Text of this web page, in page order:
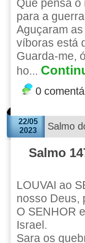
Que pensa o
para a
Aguçaram
víboras está
Guarda-me,
ho...
0
22/05
2023
Salmo
Salmo
LOUVAI ao
nosso Deus,
O SENHOR
Israel.
Sara os